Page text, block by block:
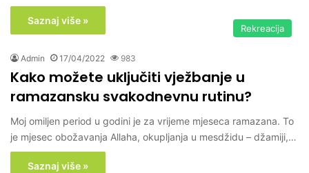
Saznaj više »
Rekreacija
Admin 17/04/2022 983
Kako možete uključiti vježbanje u
ramazansku svakodnevnu rutinu?
Moj omiljen period u godini je za vrijeme mjeseca ramazana. To
je mjesec obožavanja Allaha, okupljanja u mesdžidu – džamiji,…
Saznaj više »